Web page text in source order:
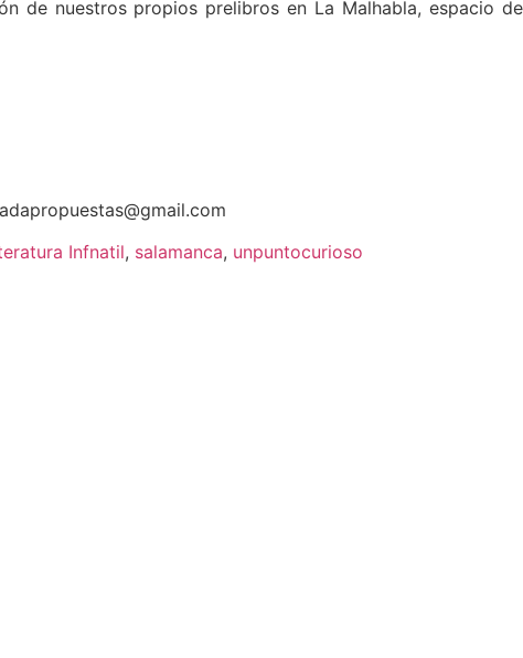
de nuestros propios prelibros en La Malhabla, espacio de
Infnatil, salamanca, unpuntocurioso